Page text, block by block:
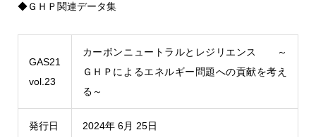
◆ＧＨＰ関連データ集
GAS21
vol.23
カーボンニュートラルとレジリエンス ～
ＧＨＰによるエネルギー問題への貢献を考え
る～
発行日 2024年 6月 25日